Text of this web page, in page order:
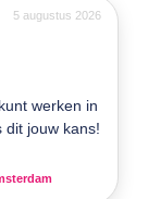
5 augustus 2026
werken in
dit jouw kans!